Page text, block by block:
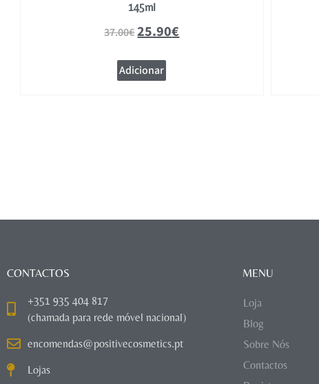
145ml
37.00€25.90€
Adicionar
CONTACTOS
+351 935 404 817
(chamada para rede móvel nacional)
encomendas@positivecosmetics.pt
Lojas
MENU
Loja
Blog
Sobre Nós
Contactos